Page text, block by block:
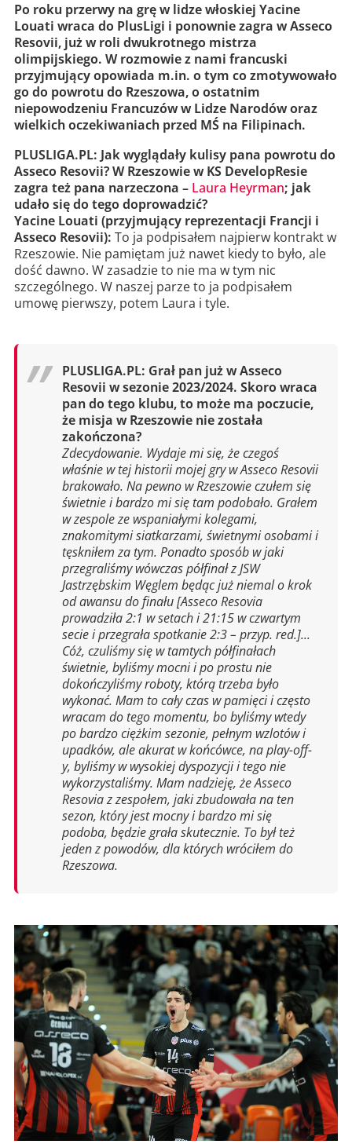
Po roku przerwy na grę w lidze włoskiej Yacine
Louati wraca do PlusLigi i ponownie zagra w Asseco
Resovii, już w roli dwukrotnego mistrza
olimpijskiego. W rozmowie z nami francuski
przyjmujący opowiada m.in. o tym co zmotywowało
go do powrotu do Rzeszowa, o ostatnim
niepowodzeniu Francuzów w Lidze Narodów oraz
wielkich oczekiwaniach przed MŚ na Filipinach.
PLUSLIGA.PL: Jak wyglądały kulisy pana powrotu do
Asseco Resovii? W Rzeszowie w KS DevelopResie
zagra też pana narzeczona – Laura Heyrman; jak
udało się do tego doprowadzić?
Yacine Louati (przyjmujący reprezentacji Francji i
Asseco Resovii): To ja podpisałem najpierw kontrakt w
Rzeszowie. Nie pamiętam już nawet kiedy to było, ale
dość dawno. W zasadzie to nie ma w tym nic
szczególnego. W naszej parze to ja podpisałem
umowę pierwszy, potem Laura i tyle.
PLUSLIGA.PL: Grał pan już w Asseco
Resovii w sezonie 2023/2024. Skoro wraca
pan do tego klubu, to może ma poczucie,
że misja w Rzeszowie nie została
zakończona?
Zdecydowanie. Wydaje mi się, że czegoś
właśnie w tej historii mojej gry w Asseco Resovii
brakowało. Na pewno w Rzeszowie czułem się
świetnie i bardzo mi się tam podobało. Grałem
w zespole ze wspaniałymi kolegami,
znakomitymi siatkarzami, świetnymi osobami i
tęskniłem za tym. Ponadto sposób w jaki
przegraliśmy wówczas półfinał z JSW
Jastrzębskim Węglem będąc już niemal o krok
od awansu do finału [Asseco Resovia
prowadziła 2:1 w setach i 21:15 w czwartym
secie i przegrała spotkanie 2:3 – przyp. red.]...
Cóż, czuliśmy się w tamtych półfinałach
świetnie, byliśmy mocni i po prostu nie
dokończyliśmy roboty, którą trzeba było
wykonać. Mam to cały czas w pamięci i często
wracam do tego momentu, bo byliśmy wtedy
po bardzo ciężkim sezonie, pełnym wzlotów i
upadków, ale akurat w końcówce, na play-off-
y, byliśmy w wysokiej dyspozycji i tego nie
wykorzystaliśmy. Mam nadzieję, że Asseco
Resovia z zespołem, jaki zbudowała na ten
sezon, który jest mocny i bardzo mi się
podoba, będzie grała skutecznie. To był też
jeden z powodów, dla których wróciłem do
Rzeszowa.